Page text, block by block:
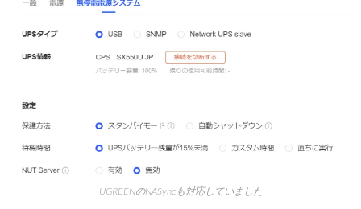
UGREENのNASyncも対応していました